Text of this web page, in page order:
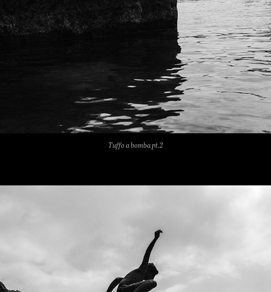
Tuffo a bomba pt.2